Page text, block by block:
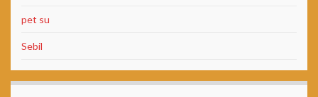
pet su
Sebil